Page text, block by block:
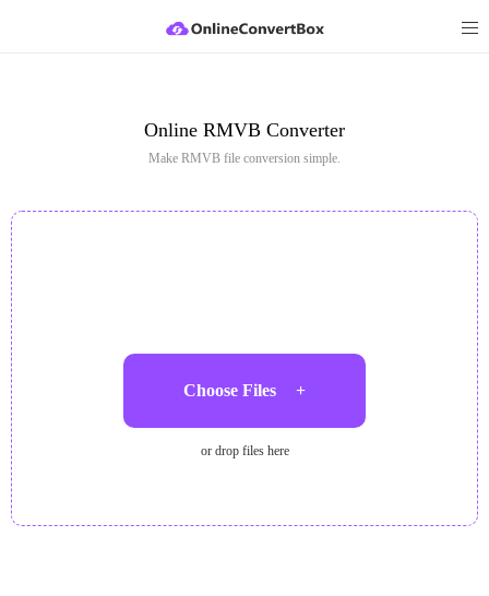
Online RMVB Converter
Make RMVB file conversion simple.
Choose Files +
or drop files here